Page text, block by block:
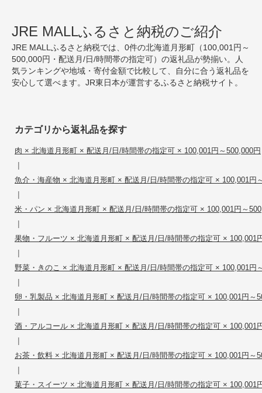
JRE MALLふるさと納税のご紹介
JRE MALLふるさと納税では、0件の北海道月形町（100,001円～
500,000円・配送月/日/時間帯の指定可）の返礼品が勢揃い。人
気ランキングや地域・寄付金額で比較して、自分に合う返礼品を
安心して選べます。JR東日本が運営するふるさと納税サイト。
カテゴリから返礼品を探す
肉 × 北海道月形町 × 配送月/日/時間帯の指定可 × 100,001円～500,000円
|
魚介・海産物 × 北海道月形町 × 配送月/日/時間帯の指定可 × 100,001円
|
米・パン × 北海道月形町 × 配送月/日/時間帯の指定可 × 100,001円～
|
果物・フルーツ × 北海道月形町 × 配送月/日/時間帯の指定可 × 100,001
|
野菜・きのこ × 北海道月形町 × 配送月/日/時間帯の指定可 × 100,001円
|
卵・乳製品 × 北海道月形町 × 配送月/日/時間帯の指定可 × 100,001円～
|
酒・アルコール × 北海道月形町 × 配送月/日/時間帯の指定可 × 100,001
|
お茶・飲料 × 北海道月形町 × 配送月/日/時間帯の指定可 × 100,001円～
|
菓子・スイーツ × 北海道月形町 × 配送月/日/時間帯の指定可 × 100,001